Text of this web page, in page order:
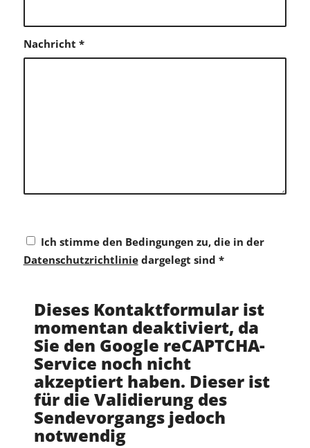
Nachricht *
Ich stimme den Bedingungen zu, die in der
Datenschutzrichtliniedargelegt sind *
Dieses Kontaktformular ist
momentan deaktiviert, da
Sie den Google reCAPTCHA-
Service noch nicht
akzeptiert haben. Dieser ist
für die Validierung des
Sendevorgangs jedoch
notwendig